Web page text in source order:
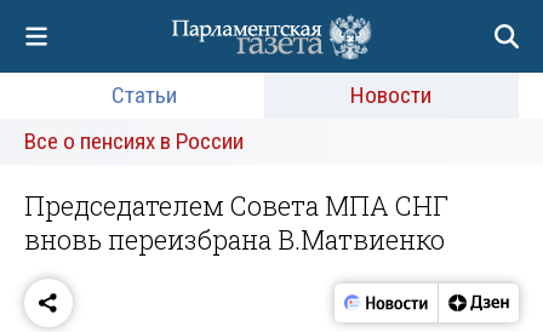
Статьи
Новости
Все о пенсиях в России
Председателем Совета МПА СНГ
вновь переизбрана В.Матвиенко